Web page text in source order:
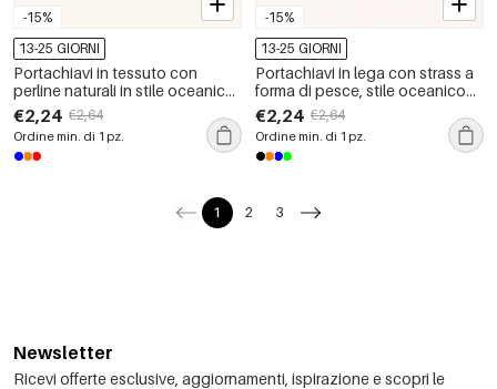
-15%
13-25 GIORNI
Portachiavi in tessuto con
perline naturali in stile oceanico,
colori misti e pesci, della serie
Simple.
€2,24 €2,64
Ordine min. di 1 pz.
-15%
13-25 GIORNI
Portachiavi in lega con strass a
forma di pesce, stile oceanico
naturale, colori misti, serie
semplice.
€2,24 €2,64
Ordine min. di 1 pz.
1 2 3
Newsletter
Ricevi offerte esclusive, aggiornamenti, ispirazione e scopri le